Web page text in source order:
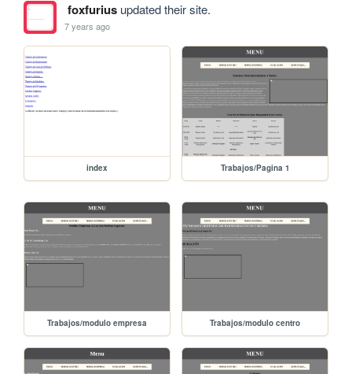
foxfuriusupdated their site.
7 years ago
index Trabajos/Pagina 1
Trabajos/modulo empresa Trabajos/modulo centro